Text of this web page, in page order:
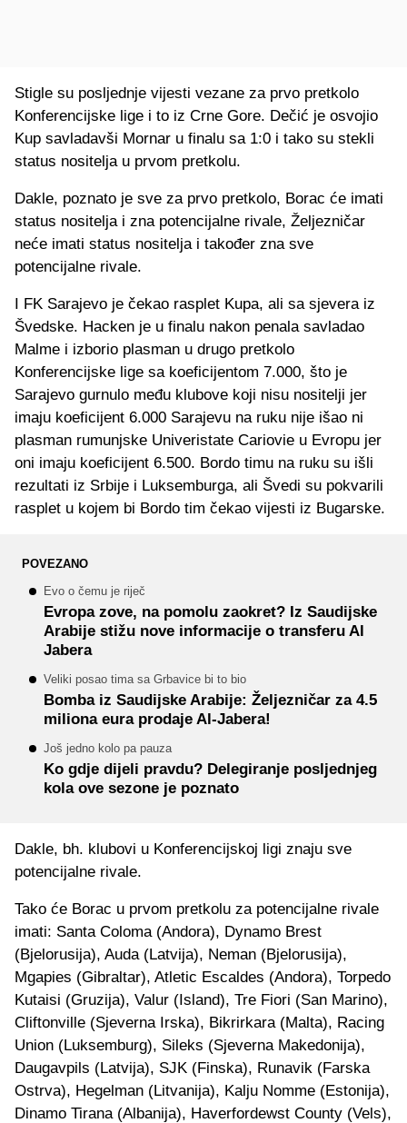
Stigle su posljednje vijesti vezane za prvo pretkolo
Konferencijske lige i to iz Crne Gore. Dečić je osvojio
Kup savladavši Mornar u finalu sa 1:0 i tako su stekli
status nositelja u prvom pretkolu.
Dakle, poznato je sve za prvo pretkolo, Borac će imati
status nositelja i zna potencijalne rivale, Željezničar
neće imati status nositelja i također zna sve
potencijalne rivale.
I FK Sarajevo je čekao rasplet Kupa, ali sa sjevera iz
Švedske. Hacken je u finalu nakon penala savladao
Malme i izborio plasman u drugo pretkolo
Konferencijske lige sa koeficijentom 7.000, što je
Sarajevo gurnulo među klubove koji nisu nositelji jer
imaju koeficijent 6.000 Sarajevu na ruku nije išao ni
plasman rumunjske Univeristate Cariovie u Evropu jer
oni imaju koeficijent 6.500. Bordo timu na ruku su išli
rezultati iz Srbije i Luksemburga, ali Švedi su pokvarili
rasplet u kojem bi Bordo tim čekao vijesti iz Bugarske.
POVEZANO
Evo o čemu je riječ
Evropa zove, na pomolu zaokret? Iz Saudijske
Arabije stižu nove informacije o transferu Al
Jabera
Veliki posao tima sa Grbavice bi to bio
Bomba iz Saudijske Arabije: Željezničar za 4.5
miliona eura prodaje Al-Jabera!
Još jedno kolo pa pauza
Ko gdje dijeli pravdu? Delegiranje posljednjeg
kola ove sezone je poznato
Dakle, bh. klubovi u Konferencijskoj ligi znaju sve
potencijalne rivale.
Tako će Borac u prvom pretkolu za potencijalne rivale
imati: Santa Coloma (Andora), Dynamo Brest
(Bjelorusija), Auda (Latvija), Neman (Bjelorusija),
Mgapies (Gibraltar), Atletic Escaldes (Andora), Torpedo
Kutaisi (Gruzija), Valur (Island), Tre Fiori (San Marino),
Cliftonville (Sjeverna Irska), Bikrirkara (Malta), Racing
Union (Luksemburg), Sileks (Sjeverna Makedonija),
Daugavpils (Latvija), SJK (Finska), Runavik (Farska
Ostrva), Hegelman (Litvanija), Kalju Nomme (Estonija),
Dinamo Tirana (Albanija), Haverfordewst County (Vels),